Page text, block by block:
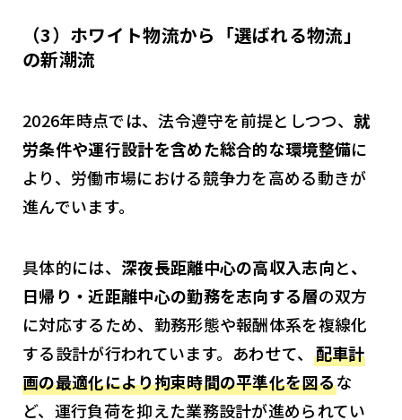
（3）ホワイト物流から「選ばれる物流」
の新潮流
2026年時点では、法令遵守を前提としつつ、就
労条件や運行設計を含めた総合的な環境整備に
より、労働市場における競争力を高める動きが
進んでいます。
具体的には、 深夜長距離中心の高収入志向と、
日帰り・近距離中心の勤務を志向する層の双方
に対応するため、勤務形態や報酬体系を複線化
する設計が行われています。あわせて、 配車計
画の最適化により拘束時間の平準化を図るな
ど、運行負荷を抑えた業務設計が進められてい